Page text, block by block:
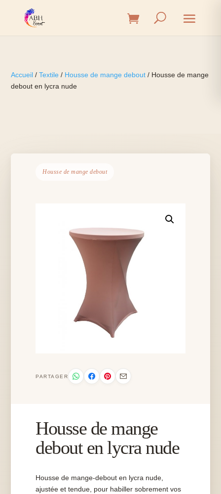
Accueil /Textile / Housse de mange debout / Housse de mange
debout en lycra nude
Housse de mange debout
PARTAGER
Housse de mange
debout en lycra nude
Housse de mange-debout en lycra nude,
ajustée et tendue, pour habiller sobrement vos